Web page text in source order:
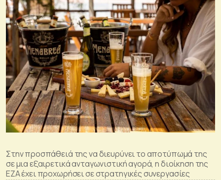
Στην προσπάθειά της να διευρύνει το αποτύπωμά της
σε μια εξαιρετικά ανταγωνιστική αγορά, η διοίκηση της
ΕΖΑ έχει προχωρήσει σε στρατηγικές συνεργασίες